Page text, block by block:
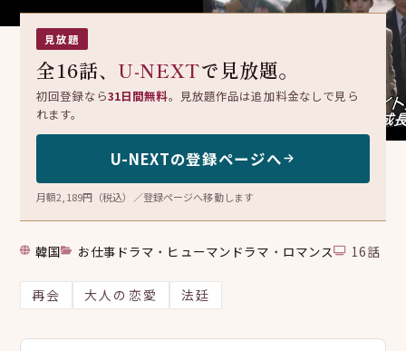
見放題
全16話、 U-NEXTで見放題。
初回登録なら31日間無料。見放題作品は追加料金なしで見ら
れます。
U-NEXTの登録ページへ
月額2,189円（税込）／登録ページへ移動します
韓国 お仕事ドラマ ・ ヒューマンドラマ ・ ロマンス 16話
再会 大人の恋愛 法廷